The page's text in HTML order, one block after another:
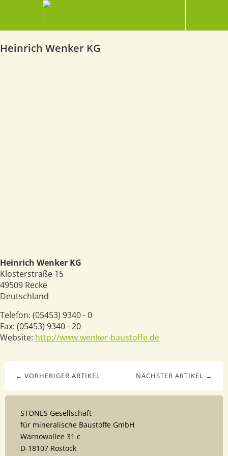
Heinrich Wenker KG
Heinrich Wenker KG
Klosterstraße 15
49509 Recke
Deutschland
Telefon: (05453) 9340 - 0
Fax: (05453) 9340 - 20
Website: http://www.wenker-baustoffe.de
NÄCHSTER ARTIKEL →
← VORHERIGER ARTIKEL
STONES Gesellschaft
für mineralische Baustoffe GmbH
Warnowallee 31 c
D-18107 Rostock